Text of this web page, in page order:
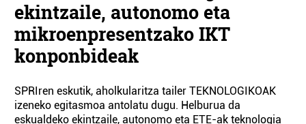
ekintzaile, autonomo eta
mikroenpresentzako IKT
konponbideak
SPRIren eskutik, aholkularitza tailer TEKNOLOGIKOAK
izeneko egitasmoa antolatu dugu. Helburua da
eskualdeko ekintzaile, autonomo eta ETE-ak teknologia